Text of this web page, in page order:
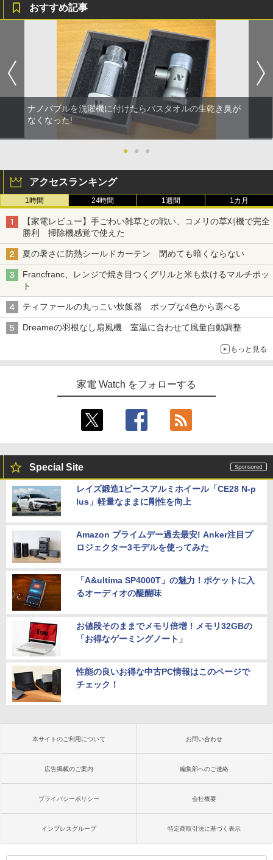
おすすめ記事
ナノバブルを洗濯機に付けたらバスタオルの生乾き臭が
なくなった!
● ● ●
アクセスランキング
1時間 24時間 1週間 1カ月
【家電レビュー】手ごわい雑草との戦い、コメリの草刈機で完全
勝利 掃除機感覚で使えた
夏の暑さに防熱シールドカーテン 閉めても暗くならない
Francfranc、レンジで焼き目つくグリルと米も炊けるマルチポッ
ト
ティファールの丸っこい炊飯器 ポップな4色から選べる
Dreameの羽根なし扇風機 室温に合わせて風量自動調整
もっと見る
家電 Watch をフォローする
Special Site
レイズ鍛造1ピースアルミホイール「CE28 N-p
lus」軽量なままに剛性を向上
Amazon プライムデー過去最安! Anker注目プ
ロジェクター3モデルを使ってみた
「A&ultima SP4000T」の魅力！ポケットに入
るオーディオの醍醐味
お値段そのままでメモリ倍増！メモリ32GBの
「お得なゲーミングノート」
性能の良いお得な中古PC情報はこのページで
チェック！
本サイトのご利用について お問い合わせ
広告掲載のご案内 編集部へのご連絡
プライバシーポリシー 会社概要
インプレスグループ 特定商取引法に基づく表示